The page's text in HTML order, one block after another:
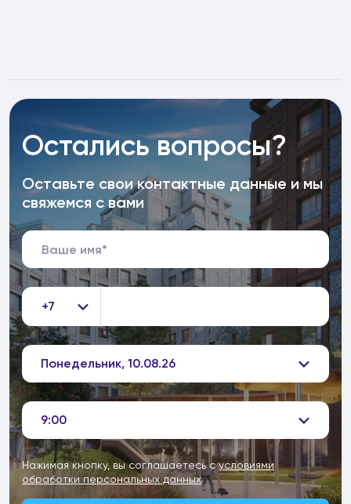
Остались вопросы?
Оставьте свои контактные данные и мы
свяжемся с вами
+7
Понедельник, 10.08.26
9:00
Нажимая кнопку, вы соглашаетесь сусловиями
обработки персональных данных